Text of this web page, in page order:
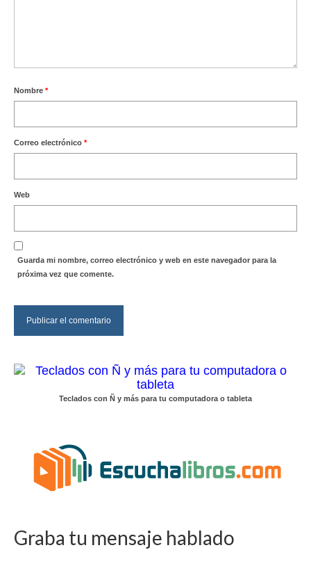
Nombre *
Correo electrónico *
Web
Guarda mi nombre, correo electrónico y web en este navegador para la
próxima vez que comente.
Teclados con Ñ y más para tu computadora o tableta
Graba tu mensaje hablado